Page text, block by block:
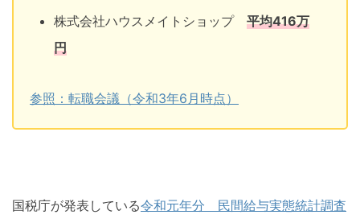
株式会社ハウスメイトショップ 平均416万
円
参照：転職会議（令和3年6月時点）
国税庁が発表している令和元年分 民間給与実態統計調査